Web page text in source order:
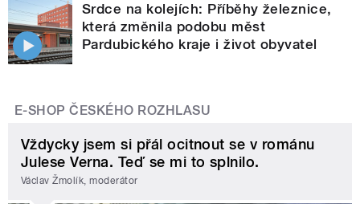
Srdce na kolejích: Příběhy železnice,
která změnila podobu měst
Pardubického kraje i život obyvatel
E-SHOP ČESKÉHO ROZHLASU
Vždycky jsem si přál ocitnout se v románu
Julese Verna. Teď se mi to splnilo.
Václav Žmolík, moderátor